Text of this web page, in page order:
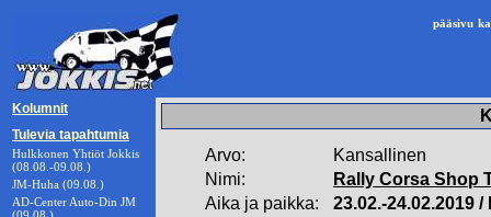
pääsivu
Kolumnit
Tulevia tapahtumia
Hulkkonen Yhtiöt Jokkis
(08.08.-09.08.)
JM-Huha (09.08.)
AD-Center Auto-Din JM
Arvo:
Kansallinen
Nimi:
Rally Corsa Shop
Aika ja paikka:
23.02.-24.02.2019